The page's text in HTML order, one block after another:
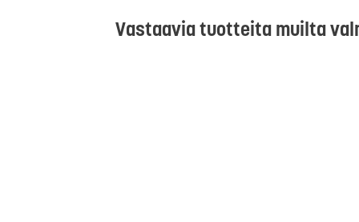
Vastaavia tuotteita muilta